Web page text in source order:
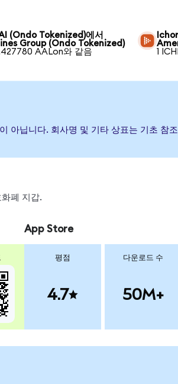
(Ondo Tokenized)에서
Group (Ondo Tokenized)
AALon와 같음
1
아닙니다. 회사명 및 기타 상표는 기초 참
폐 지갑.
App Store
평점
4.7
다운로드 수
50M+